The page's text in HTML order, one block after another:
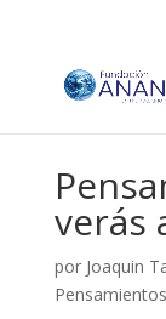
verás
por Joaquin